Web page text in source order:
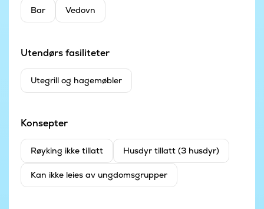
Bar Vedovn
Utendørs fasiliteter
Utegrill og hagemøbler
Konsepter
Røyking ikke tillatt Husdyr tillatt (3 husdyr)
Kan ikke leies av ungdomsgrupper